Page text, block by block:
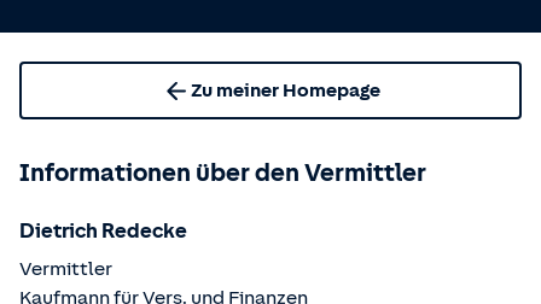
Zu meiner Homepage
Informationen über den Vermittler
Dietrich Redecke
Vermittler
Kaufmann für Vers. und Finanzen